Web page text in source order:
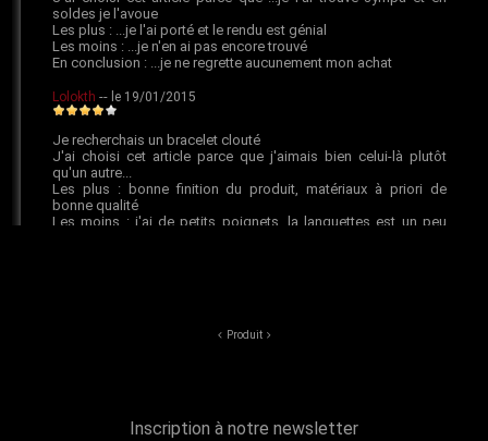
Produit
Inscription à notre newsletter